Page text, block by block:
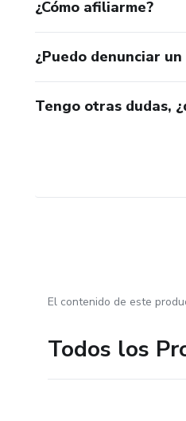
¿Cómo afiliarme?
¿Puedo denunciar
Tengo otras dudas,
El contenido de este
Todos los